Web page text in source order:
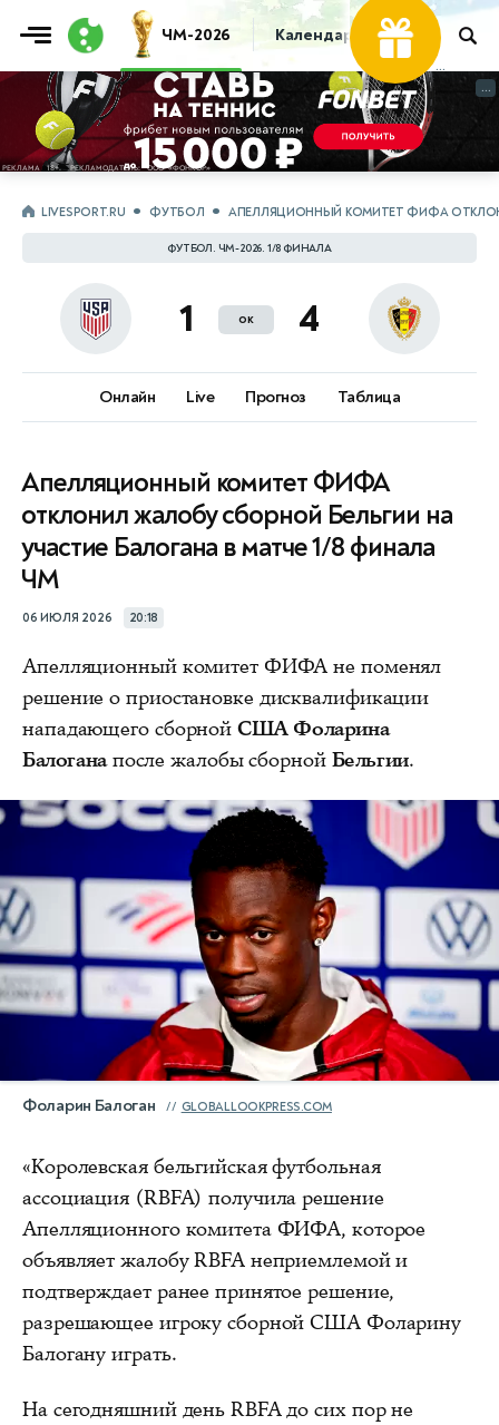
ЧМ-2026 Календарь Таблица
...
...
LIVESPORT.RU ФУТБОЛ АПЕЛЛЯЦИОННЫЙ КОМИТЕТ ФИФА
ФУТБОЛ. ЧМ-2026. 1/8 ФИНАЛА
1 ок 4
Онлайн Live Прогноз Таблица
Апелляционный комитет ФИФА
отклонил жалобу сборной Бельгии на
участие Балогана в матче 1/8 финала
ЧМ
06 ИЮЛЯ 2026 20:18
Апелляционный комитет ФИФА не поменял
решение о приостановке дисквалификации
нападающего сборной США Фоларина
Балоганапосле жалобы сборной Бельгии.
Фоларин Балоган GLOBALLOOKPRESS.COM
«Королевская бельгийская футбольная
ассоциация (RBFA) получила решение
Апелляционного комитета ФИФА, которое
объявляет жалобу RBFA неприемлемой и
подтверждает ранее принятое решение,
разрешающее игроку сборной США Фоларину
Балогану играть.
На сегодняшний день RBFA до сих пор не